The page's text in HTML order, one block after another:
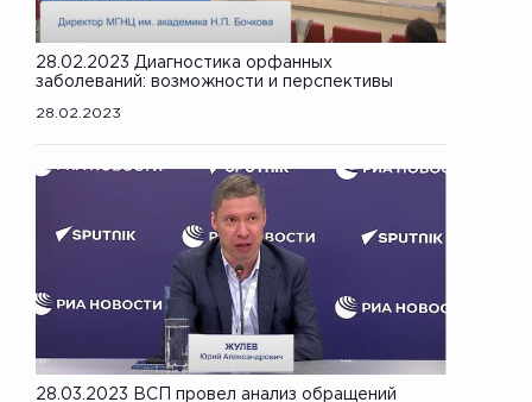
28.02.2023 Диагностика орфанных
заболеваний: возможности и перспективы
28.02.2023
28.03.2023 ВСП провел анализ обращений